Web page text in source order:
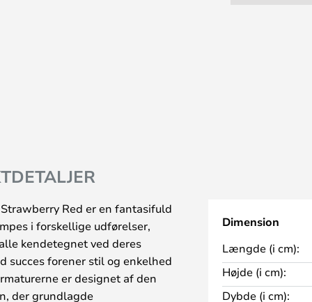
Red er en fantasifuld
i forskellige udførelser,
kendetegnet ved deres
succes forener stil og enkelhed
er designet af den
der grundlagde
Dimension
Længde (i cm):
Højde (i cm):
Dybde (i cm):